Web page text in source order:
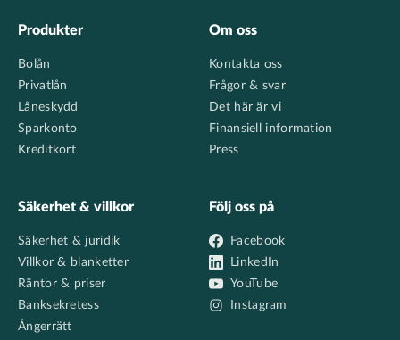
Footer
Produkter
Bolån
Privatlån
Låneskydd
Sparkonto
Kreditkort
Om oss
Kontakta oss
Frågor & svar
Det här är vi
Finansiell information
Press
Säkerhet & villkor
Säkerhet & juridik
Villkor & blanketter
Räntor & priser
Banksekretess
Ångerrätt
Följ oss på
Facebook
LinkedIn
YouTube
Instagram